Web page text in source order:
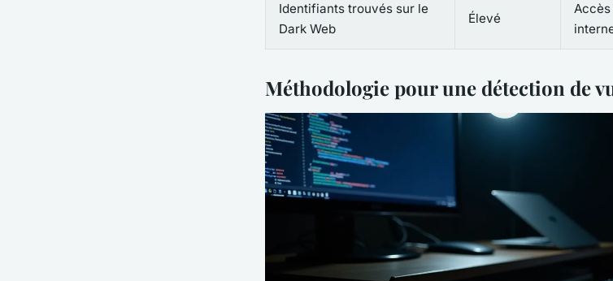
Identifiants trouvés sur le
Dark Web
Élevé
Méthodologie pour une détection de